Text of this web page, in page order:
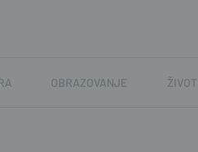
OBRAZOVANJE ŽIVOT